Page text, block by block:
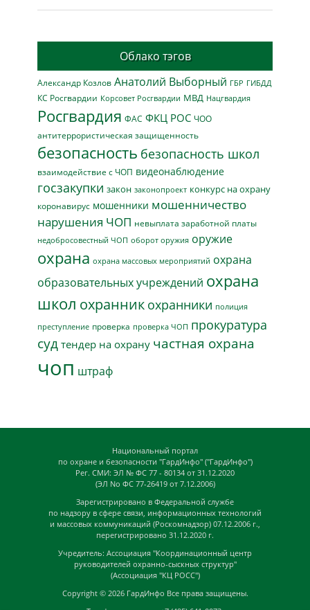
Облако тэгов
Александр Козлов Анатолий Выборный ГБР ГИБДД
КС Росгвардии Корсовет Росгвардии МВД Нацгвардия
Росгвардия ФАС ФКЦ РОС ЧОО
антитеррористическая защищенность
безопасность безопасность школ
взаимодействие с ЧОП видеонаблюдение
госзакупки закон законопроект конкурс на охрану
коронавирус мошенники мошенничество
нарушения ЧОП невыплата заработной платы
недобросовестный ЧОП оборот оружия оружие
охрана охрана массовых мероприятий охрана
образовательных учреждений охрана
школ охранник охранники полиция
преступление проверка проверка ЧОП прокуратура
суд тендер на охрану частная охрана
чоп штраф
Национальный портал
по охране и безопасности "ГардИнфо" ("ГардИнфо")
Рег. СМИ: ЭЛ № ФС 77 - 80134 от 31.12.2020
(ЭЛ No ФС 77-26419 от 7.12.2006)
Зарегистрировано в Федеральной службе
по надзору в сфере связи, информационных технологий
и массовых коммуникаций (Роскомнадзор) 07.12.2006 г.,
перегистрировано 31.12.2020 г.
Учредитель: Ассоциация "Координационный центр
руководителей охранно-сыскных структур"
(Ассоциация "КЦ РОСС")
Copyright © 2026 ГардИнфо Все права защищены.